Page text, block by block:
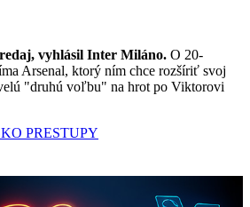
vyhlásil Inter Miláno. O 20-
Arsenal, ktorý ním chce rozšíriť svoj
"druhú voľbu" na hrot po Viktorovi
PRESTUPY